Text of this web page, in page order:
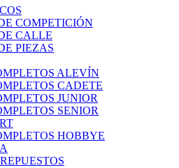
COMPETICIÓN
CALLE
PIEZAS
ALEVÍN
CADETE
JUNIOR
SENIOR
HOBBYE